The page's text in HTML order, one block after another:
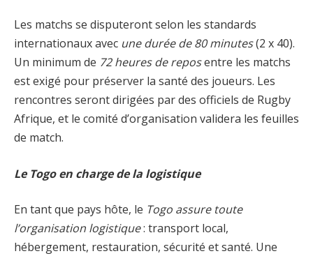
Les matchs se disputeront selon les standards
internationaux avec une durée de 80 minutes(2 x 40).
Un minimum de 72 heures de reposentre les matchs
est exigé pour préserver la santé des joueurs. Les
rencontres seront dirigées par des officiels de Rugby
Afrique, et le comité d’organisation validera les feuilles
de match.
Le Togo en charge de la logistique
En tant que pays hôte, le Togo assure toute
l’organisation logistique: transport local,
hébergement, restauration, sécurité et santé. Une